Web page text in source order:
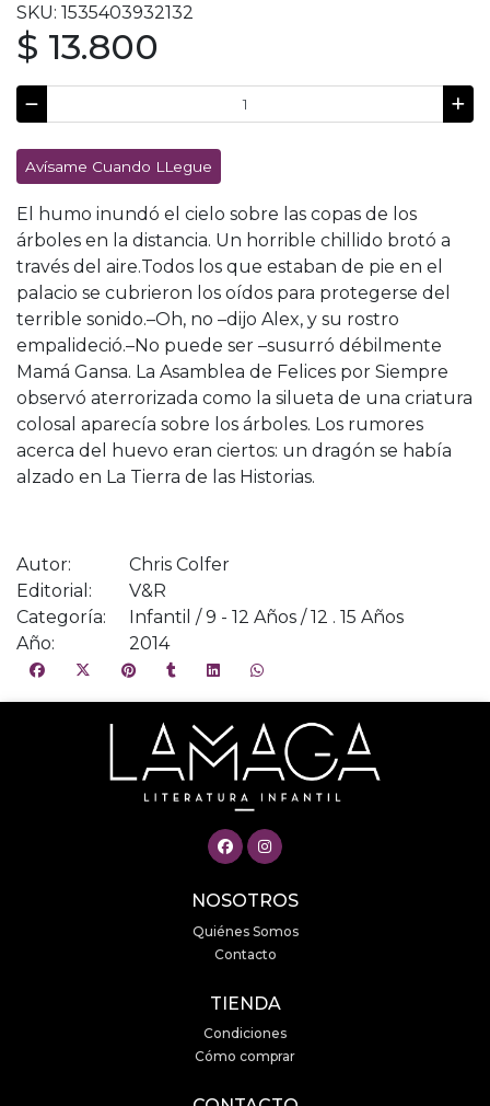
SKU: 1535403932132
$ 13.800
Avísame Cuando LLegue
El humo inundó el cielo sobre las copas de los
árboles en la distancia. Un horrible chillido brotó a
través del aire.Todos los que estaban de pie en el
palacio se cubrieron los oídos para protegerse del
terrible sonido.–Oh, no –dijo Alex, y su rostro
empalideció.–No puede ser –susurró débilmente
Mamá Gansa. La Asamblea de Felices por Siempre
observó aterrorizada como la silueta de una criatura
colosal aparecía sobre los árboles. Los rumores
acerca del huevo eran ciertos: un dragón se había
alzado en La Tierra de las Historias.
Autor:
Chris Colfer
Editorial:
V&R
Categoría:
Infantil / 9 - 12 Años / 12 . 15 Años
Año:
2014
NOSOTROS
Quiénes Somos
Contacto
TIENDA
Condiciones
Cómo comprar